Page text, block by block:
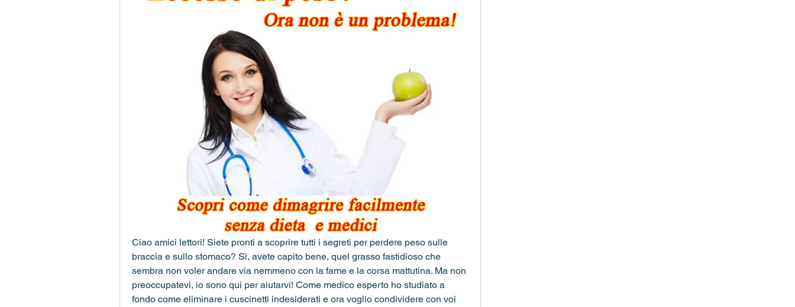
Ciao amici lettori! Siete pronti a scoprire tutti i segreti per perdere peso sulle
braccia e sullo stomaco? Sì, avete capito bene, quel grasso fastidioso che
sembra non voler andare via nemmeno con la fame e la corsa mattutina. Ma non
preoccupatevi, io sono qui per aiutarvi! Come medico esperto ho studiato a
fondo come eliminare i cuscinetti indesiderati e ora voglio condividere con voi